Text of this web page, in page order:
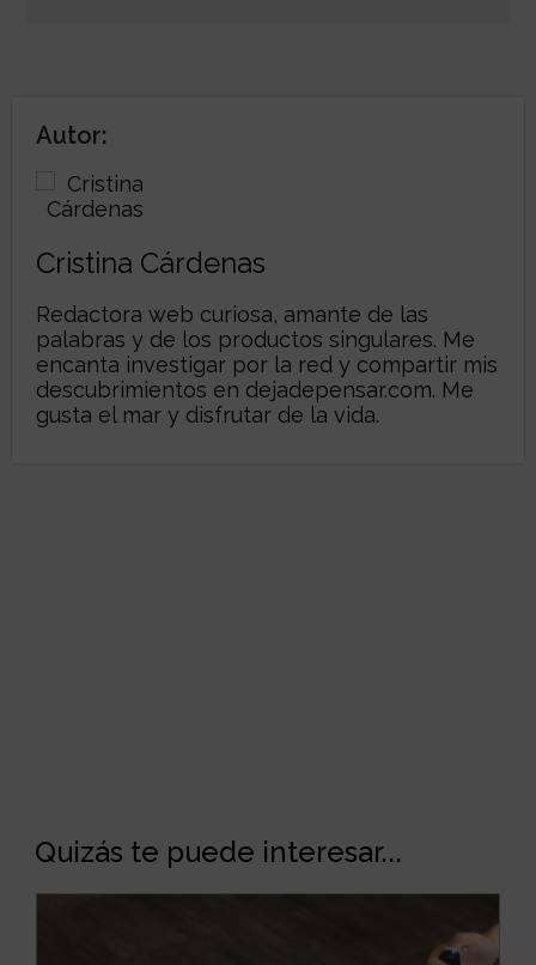
Autor:
Cristina Cárdenas
Redactora web curiosa, amante de las
palabras y de los productos singulares. Me
encanta investigar por la red y compartir mis
descubrimientos en dejadepensar.com. Me
gusta el mar y disfrutar de la vida.
Quizás te puede interesar...